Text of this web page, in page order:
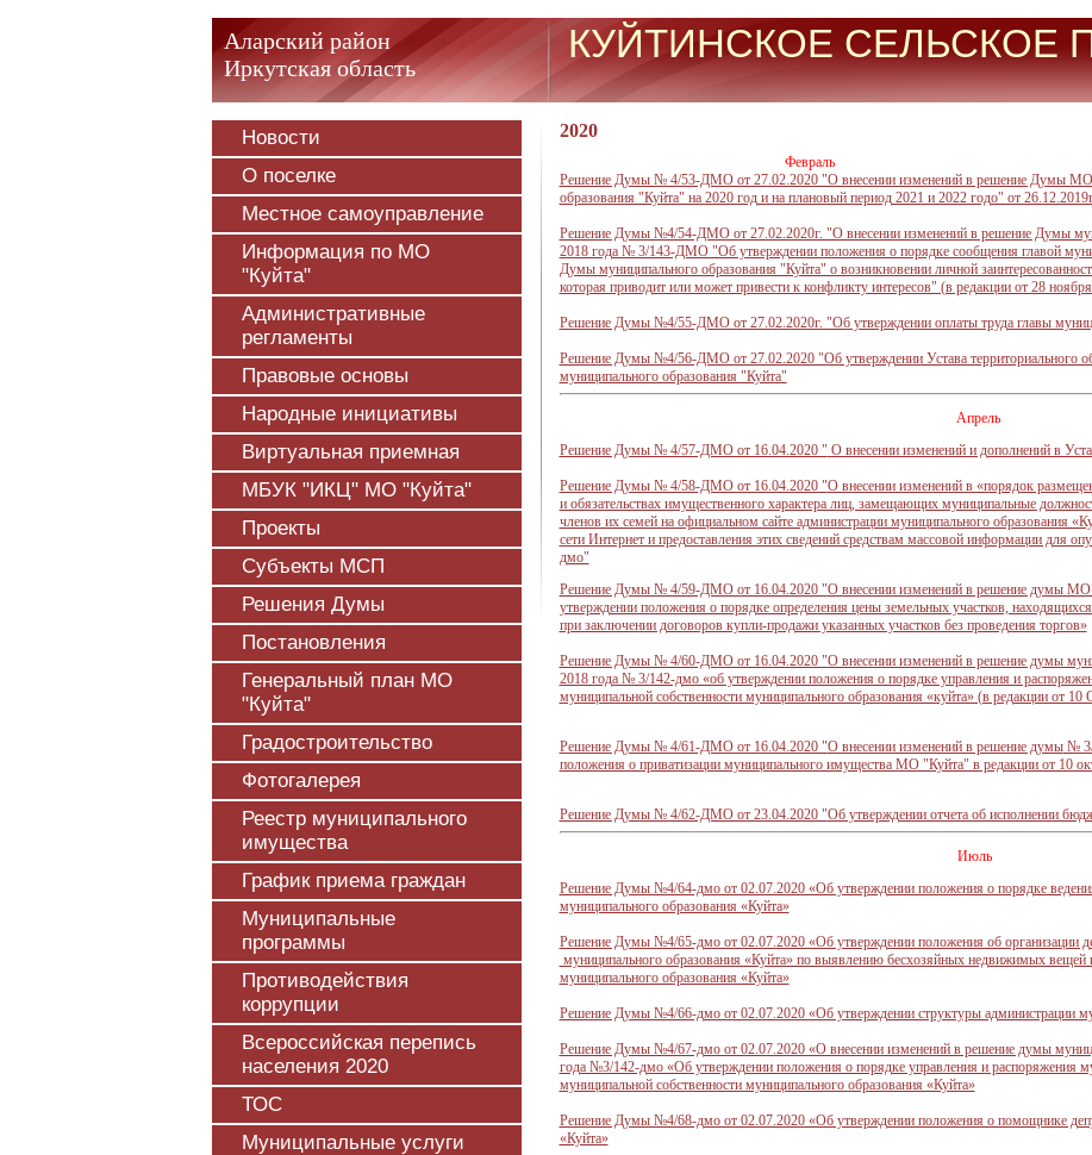
Аларский район
Иркутская область
КУЙТИНСКОЕ СЕЛЬСКОЕ
Новости
О поселке
Местное самоуправление
Информация по МО
"Куйта"
Административные
регламенты
Правовые основы
Народные инициативы
Виртуальная приемная
МБУК "ИКЦ" МО "Куйта"
Проекты
Субъекты МСП
Решения Думы
Постановления
Генеральный план МО
"Куйта"
Градостроительство
Фотогалерея
Реестр муниципального
имущества
График приема граждан
Муниципальные
программы
Противодействия
коррупции
Всероссийская перепись
населения 2020
ТОС
Муниципальные услуги
2020
Февраль
Решение Думы № 4/53-ДМО от 27.02.2020 "О внесении изменений в решение Думы
образования "Куйта" на 2020 год и на плановый период 2021 и 2022 годо" от
Решение Думы №4/54-ДМО от 27.02.2020г. "О внесении изменений в решение Думы
2018 года № 3/143-ДМО "Об утверждении положения о порядке сообщения главой
Думы муниципального образования "Куйта" о возникновении личной
которая приводит или может привести к конфликту интересов" (в редакции от 28
Решение Думы №4/55-ДМО от 27.02.2020г. "Об утверждении оплаты труда главы
Решение Думы №4/56-ДМО от 27.02.2020 "Об утверждении Устава территориального
муниципального образования "Куйта"
Апрель
Решение Думы № 4/57-ДМО от 16.04.2020 " О внесении изменений и дополнений в
Решение Думы № 4/58-ДМО от 16.04.2020 "О внесении изменений в «порядок
и обязательствах имущественного характера лиц, замещающих муниципальные
членов их семей на официальном сайте администрации муниципального образования
сети Интернет и предоставления этих сведений средствам массовой информации для
дмо"
Решение Думы № 4/59-ДМО от 16.04.2020 "О внесении изменений в решение думы
утверждении положения о порядке определения цены земельных участков,
при заключении договоров купли-продажи указанных участков без проведения торгов»
Решение Думы № 4/60-ДМО от 16.04.2020 "О внесении изменений в решение думы
2018 года № 3/142-дмо «об утверждении положения о порядке управления и
муниципальной собственности муниципального образования «куйта» (в редакции от
Решение Думы № 4/61-ДМО от 16.04.2020 "О внесении изменений в решение думы№ 3/
положения о приватизации муниципального имущества МО "Куйта" в редакции от 10
Решение Думы № 4/62-ДМО от 23.04.2020 "Об утверждении отчета об исполнении
Июль
Решение Думы №4/64-дмо от 02.07.2020 «Об утверждении положения о порядке
муниципального образования «Куйта»
Решение Думы №4/65-дмо от 02.07.2020 «Об утверждении положения об организации
муниципального образования «Куйта» по выявлению бесхозяйных недвижимых вещей
муниципального образования «Куйта»
Решение Думы №4/66-дмо от 02.07.2020 «Об утверждении структуры администрации
Решение Думы №4/67-дмо от 02.07.2020 «О внесении изменений в решение думы
года №3/142-дмо «Об утверждении положения о порядке управления и распоряжения
муниципальной собственности муниципального образования «Куйта»
Решение Думы №4/68-дмо от 02.07.2020 «Об утверждении положения о помощнике
«Куйта»